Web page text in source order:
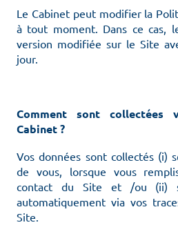
Le Cabinet peut modifier la
à tout moment. Dans ce cas,
version modifiée sur le Site
jour.
Comment sont collectées
Cabinet ?
Vos données sont collectés (i)
de vous, lorsque vous
contact du Site et /ou (ii)
automatiquement via vos
Site.